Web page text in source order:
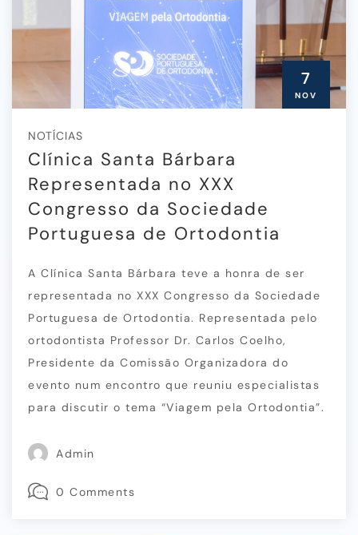
7
NOV
NOTÍCIAS
Clínica Santa Bárbara
Representada no XXX
Congresso da Sociedade
Portuguesa de Ortodontia
A Clínica Santa Bárbara teve a honra de ser
representada no XXX Congresso da Sociedade
Portuguesa de Ortodontia. Representada pelo
ortodontista Professor Dr. Carlos Coelho,
Presidente da Comissão Organizadora do
evento num encontro que reuniu especialistas
para discutir o tema “Viagem pela Ortodontia”.
Admin
0 Comments